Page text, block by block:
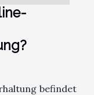
befindet